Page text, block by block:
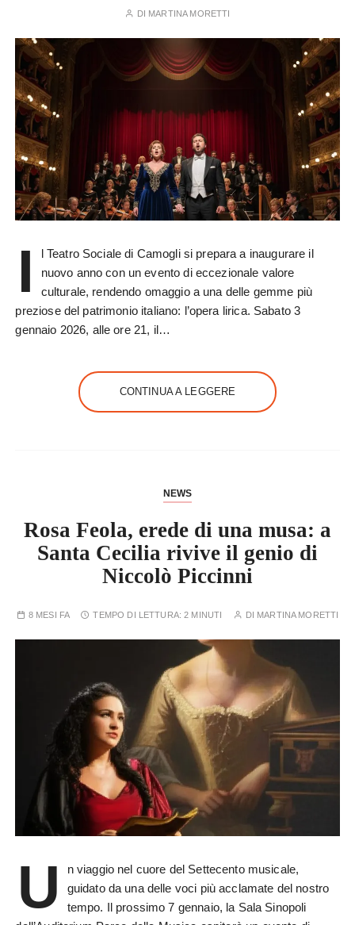
DI MARTINA MORETTI
I
l Teatro Sociale di Camogli si prepara a inaugurare il
nuovo anno con un evento di eccezionale valore
culturale, rendendo omaggio a una delle gemme più
preziose del patrimonio italiano: l’opera lirica. Sabato 3
gennaio 2026, alle ore 21, il…
CONTINUA A LEGGERE
NEWS
Rosa Feola, erede di una musa: a
Santa Cecilia rivive il genio di
Niccolò Piccinni
8 MESI FA TEMPO DI LETTURA:2 MINUTI DI MARTINA MORETTI
U
n viaggio nel cuore del Settecento musicale,
guidato da una delle voci più acclamate del nostro
tempo. Il prossimo 7 gennaio, la Sala Sinopoli